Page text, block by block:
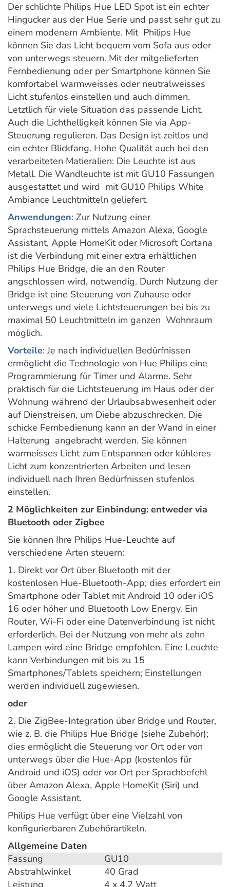
Der schlichte Philips Hue LED Spot ist ein echter
Hingucker aus der Hue Serie und passt sehr gut zu
einem modenern Ambiente. Mit Philips Hue
können Sie das Licht bequem vom Sofa aus oder
von unterwegs steuern. Mit der mitgelieferten
Fernbedienung oder per Smartphone können Sie
komfortabel warmweisses oder neutralweisses
Licht stufenlos einstellen und auch dimmen.
Letztlich für viele Situation das passende Licht.
Auch die Lichthelligkeit können Sie via App-
Steuerung regulieren. Das Design ist zeitlos und
ein echter Blickfang. Hohe Qualität auch bei den
verarbeiteten Matieralien: Die Leuchte ist aus
Metall. Die Wandleuchte ist mit GU10 Fassungen
ausgestattet und wird mit GU10 Philips White
Ambiance Leuchtmitteln geliefert.
Anwendungen: Zur Nutzung einer
Sprachsteuerung mittels Amazon Alexa, Google
Assistant, Apple HomeKit oder Microsoft Cortana
ist die Verbindung mit einer extra erhältlichen
Philips Hue Bridge, die an den Router
angschlossen wird, notwendig. Durch Nutzung der
Bridge ist eine Steuerung von Zuhause oder
unterwegs und viele Lichtsteuerungen bei bis zu
maximal 50 Leuchtmitteln im ganzen Wohnraum
möglich.
Vorteile: Je nach individuellen Bedürfnissen
ermöglicht die Technologie von Hue Philips eine
Programmierung für Timer und Alarme. Sehr
praktisch für die Lichtsteuerung im Haus oder der
Wohnung während der Urlaubsabwesenheit oder
auf Dienstreisen, um Diebe abzuschrecken. Die
schicke Fernbedienung kann an der Wand in einer
Halterung angebracht werden. Sie können
warmeisses Licht zum Entspannen oder kühleres
Licht zum konzentrierten Arbeiten und lesen
individuell nach Ihren Bedürfnissen stufenlos
einstellen.
2 Möglichkeiten zur Einbindung: entweder via
Bluetooth oder Zigbee
Sie können Ihre Philips Hue-Leuchte auf
verschiedene Arten steuern:
1. Direkt vor Ort über Bluetooth mit der
kostenlosen Hue-Bluetooth-App; dies erfordert ein
Smartphone oder Tablet mit Android 10 oder iOS
16 oder höher und Bluetooth Low Energy. Ein
Router, Wi-Fi oder eine Datenverbindung ist nicht
erforderlich. Bei der Nutzung von mehr als zehn
Lampen wird eine Bridge empfohlen. Eine Leuchte
kann Verbindungen mit bis zu 15
Smartphones/Tablets speichern; Einstellungen
werden individuell zugewiesen.
oder
2. Die ZigBee-Integration über Bridge und Router,
wie z. B. die Philips Hue Bridge (siehe Zubehör);
dies ermöglicht die Steuerung vor Ort oder von
unterwegs über die Hue-App (kostenlos für
Android und iOS) oder vor Ort per Sprachbefehl
über Amazon Alexa, Apple HomeKit (Siri) und
Google Assistant.
Philips Hue verfügt über eine Vielzahl von
konfigurierbaren Zubehörartikeln.
Allgemeine Daten
Fassung
GU10
Abstrahlwinkel
40 Grad